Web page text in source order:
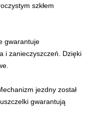
szkłem
gwarantuje
i zanieczyszczeń. Dzięki
jezdny został
gwarantują